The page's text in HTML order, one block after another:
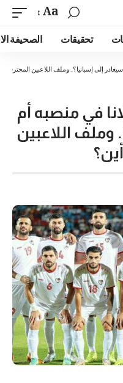
Aa
تحقيقات الصحيفة
إلى إسبانيا؟.. وملف اللاعبين المحترفين
في منصبه أم
وملف اللاعبين